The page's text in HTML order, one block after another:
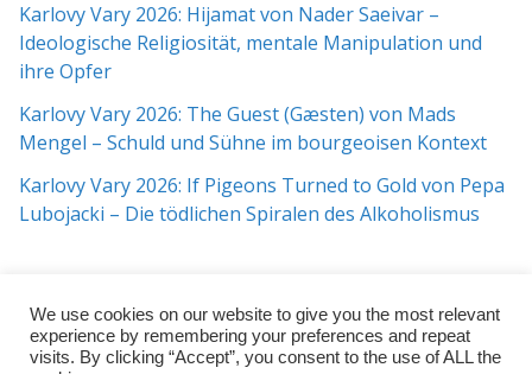
Karlovy Vary 2026: Hijamat von Nader Saeivar​​ –
Ideologische Religiosität, mentale Manipulation und
ihre Opfer
Karlovy Vary 2026: The Guest (Gæsten) von Mads
Mengel – Schuld und Sühne im bourgeoisen Kontext
Karlovy Vary 2026: If Pigeons Turned to Gold von Pepa
Lubojacki – Die tödlichen Spiralen des Alkoholismus
We use cookies on our website to give you the most relevant
experience by remembering your preferences and repeat
visits. By clicking “Accept”, you consent to the use of ALL the